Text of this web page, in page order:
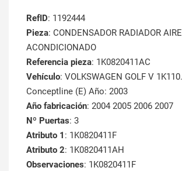
RefID: 1192444
Pieza: CONDENSADOR RADIADOR AIRE
ACONDICIONADO
Referencia pieza: 1K0820411AC
Vehículo: VOLKSWAGEN GOLF V
Conceptline (E) Año: 2003
Año fabricación: 2004 2005 2006 2007
Nº Puertas: 3
Atributo 1 : 1K0820411F
Atributo 2: 1K0820411AH
Observaciones: 1K0820411F